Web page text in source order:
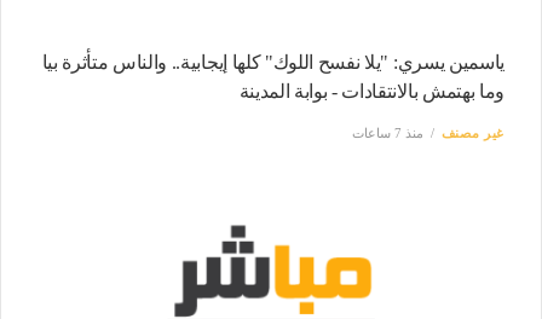
ياسمين يسري: "يلا نفسح اللوك" كلها إيجابية.. والناس متأثرة بيا
وما بهتمش بالانتقادات - بوابة المدينة
غير مصنف منذ 7 ساعات